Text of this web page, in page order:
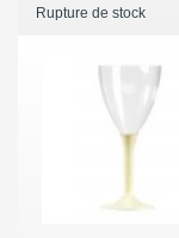
Rupture de stock